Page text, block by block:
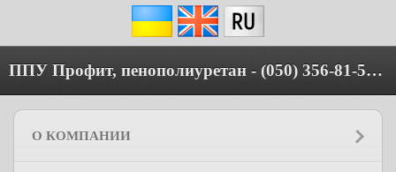
ППУ Профит, пенополиуретан - (050) 356-81-58, (067) 630-55-21, (063) 336-75-94
О КОМПАНИИ